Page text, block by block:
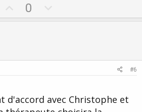
p
0
o
#6
d'accord avec Christophe et